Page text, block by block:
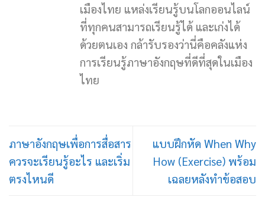
เมืองไทย แหล่งเรียนรู้บนโลกออนไลน์
ที่ทุกคนสามารถเรียนรู้ได้ และเก่งได้
ด้วยตนเอง กล้ารับรองว่านี่คือคลังแห่ง
การเรียนรู้ภาษาอังกฤษที่ดีที่สุดในเมือง
ไทย
ภาษาอังกฤษเพื่อการสื่อสาร
ควรจะเรียนรู้อะไร และเริ่ม
ตรงไหนดี
แบบฝึกหัด When Why
How (Exercise) พร้อม
เฉลยหลังทำข้อสอบ